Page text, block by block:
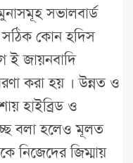
সভালবার্ড
কোন হদিস
ই জায়নবাদি
করা হয় । উন্নত ও
হাইব্রিড ও
বলা হলেও মূলত
নিজেদের জিম্মায়